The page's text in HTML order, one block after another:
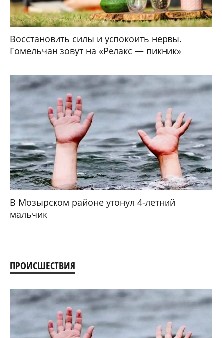
Восстановить силы и успокоить нервы.
Гомельчан зовут на «Релакс — пикник»
В Мозырском районе утонул 4-летний
мальчик
ПРОИСШЕСТВИЯ